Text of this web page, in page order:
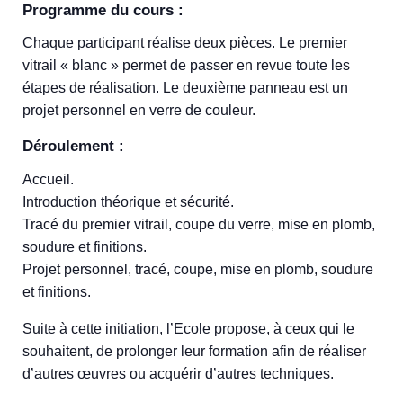
Programme du cours :
Chaque participant réalise deux pièces. Le premier
vitrail « blanc » permet de passer en revue toute les
étapes de réalisation. Le deuxième panneau est un
projet personnel en verre de couleur.
Déroulement :
Accueil.
Introduction théorique et sécurité.
Tracé du premier vitrail, coupe du verre, mise en plomb,
soudure et finitions.
Projet personnel, tracé, coupe, mise en plomb, soudure
et finitions.
Suite à cette initiation, l’Ecole propose, à ceux qui le
souhaitent, de prolonger leur formation afin de réaliser
d’autres œuvres ou acquérir d’autres techniques.